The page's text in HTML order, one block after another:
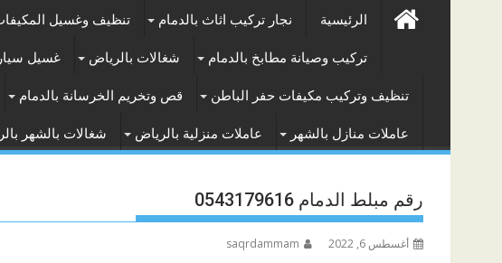
الرئيسية نجار تركيب اثاث بالدمام تنظيف وغسيل
تركيب وصيانة مطابخ بالدمام شغالات بالرياض غسيل
تنظيف وتركيب مكيفات حفر الباطن قص وتخريم الخرسانة بالدمام
عاملات منازل بالشهر عاملات منزلية بالرياض شغالات بالشهر
رقم مبلط الدمام 0543179616
أغسطس 6, 2022 saqrdammam